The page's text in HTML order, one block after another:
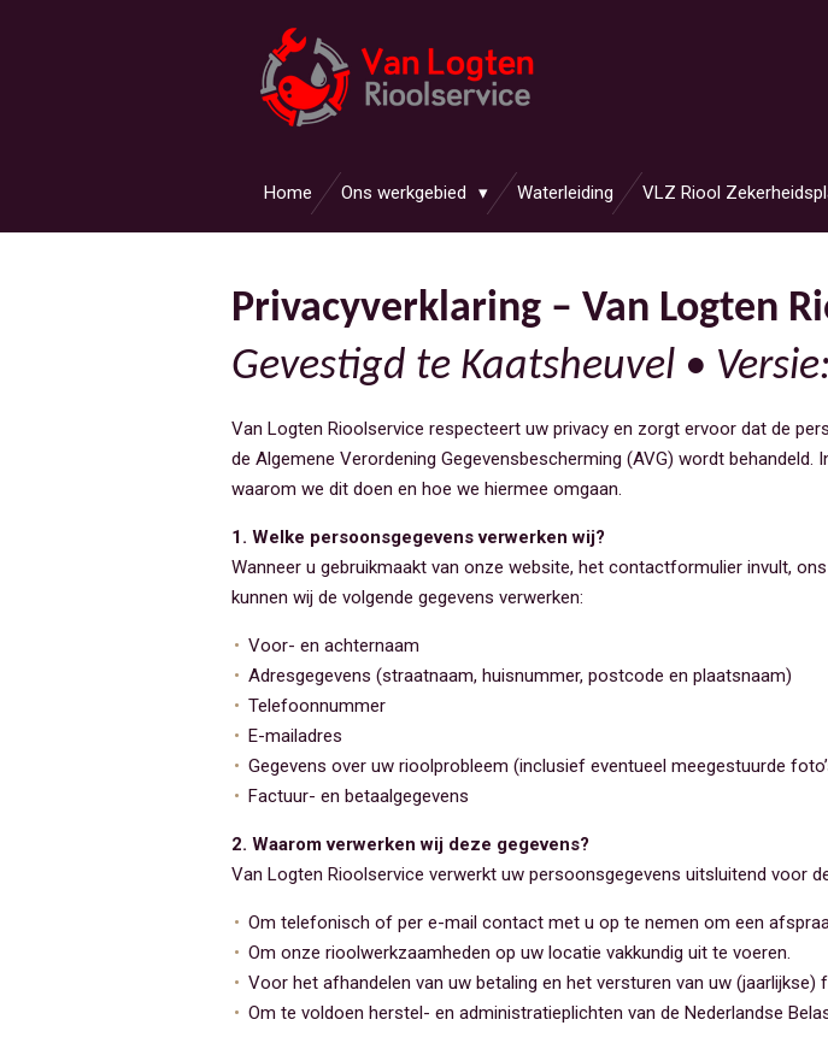
Home Ons werkgebied Waterleiding VLZ Riool
Privacyverklaring – Van Logten
Gevestigd te Kaatsheuvel •
Van Logten Rioolservice respecteert uw privacy en zorgt ervoor dat de
de Algemene Verordening Gegevensbescherming (AVG) wordt
waarom we dit doen en hoe we hiermee omgaan.
1. Welke persoonsgegevens verwerken wij?
Wanneer u gebruikmaakt van onze website, het contactformulier invult,
kunnen wij de volgende gegevens verwerken:
Voor- en achternaam
Adresgegevens (straatnaam, huisnummer, postcode en plaatsnaam)
Telefoonnummer
E-mailadres
Gegevens over uw rioolprobleem (inclusief eventueel meegestuurde
Factuur- en betaalgegevens
2. Waarom verwerken wij deze gegevens?
Van Logten Rioolservice verwerkt uw persoonsgegevens uitsluitend voor
Om telefonisch of per e-mail contact met u op te nemen om een
Om onze rioolwerkzaamheden op uw locatie vakkundig uit te voeren.
Voor het afhandelen van uw betaling en het versturen van uw (jaarlijkse)
Om te voldoen herstel- en administratieplichten van de Nederlandse